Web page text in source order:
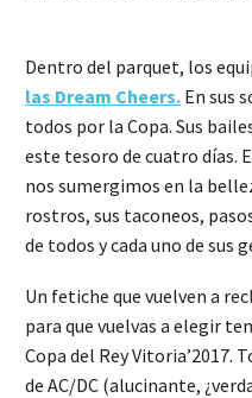
Dentro del parquet, los
las Dream Cheers. En sus
todos por la Copa. Sus
este tesoro de cuatro días.
nos sumergimos en la
rostros, sus taconeos,
de todos y cada uno de sus
Un fetiche que vuelven a
para que vuelvas a elegir
Copa del Rey Vitoria’2017.
de AC/DC (alucinante,